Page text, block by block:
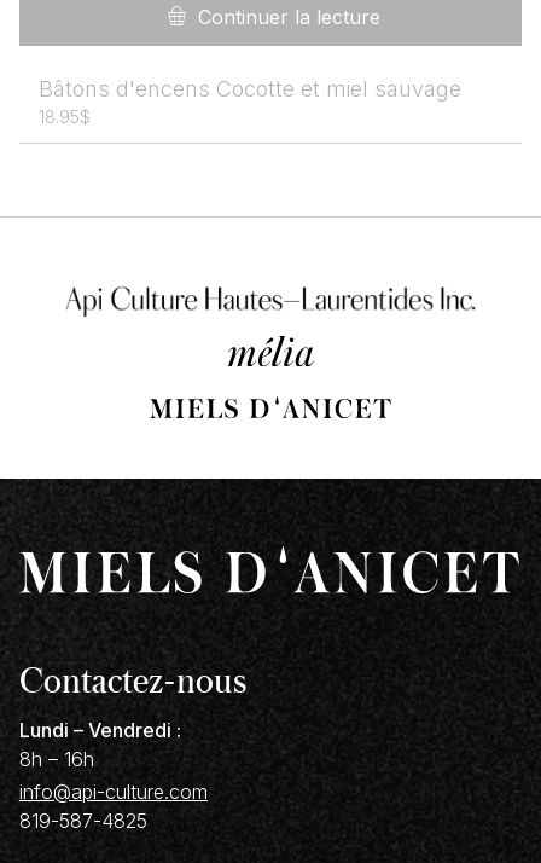
Continuer la lecture
Bâtons d'encens Cocotte et miel sauvage
18.95$
Contactez-nous
Lundi – Vendredi :
8h – 16h
info@api-culture.com
819-587-4825